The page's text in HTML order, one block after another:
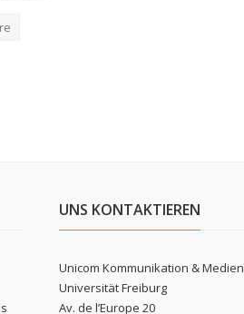
UNS KONTAKTIEREN
Unicom Kommunikation & Medien
Universität Freiburg
Av. de l’Europe 20